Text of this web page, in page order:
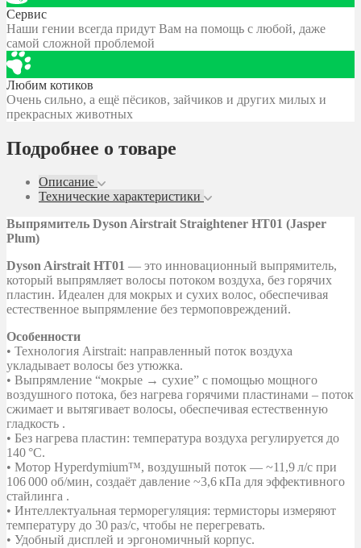
Сервис
Наши гении всегда придут Вам на помощь с любой, даже
самой сложной проблемой
Любим котиков
Очень сильно, а ещё пёсиков, зайчиков и других милых и
прекрасных животных
Подробнее о товаре
Описание
Технические характеристики
Выпрямитель Dyson Airstrait Straightener HT01 (Jasper
Plum)
Dyson Airstrait HT01 — это инновационный выпрямитель,
который выпрямляет волосы потоком воздуха, без горячих
пластин. Идеален для мокрых и сухих волос, обеспечивая
естественное выпрямление без термоповреждений.
Особенности
• Технология Airstrait: направленный поток воздуха
укладывает волосы без утюжка.
• Выпрямление “мокрые → сухие” с помощью мощного
воздушного потока, без нагрева горячими пластинами – поток
сжимает и вытягивает волосы, обеспечивая естественную
гладкость .
• Без нагрева пластин: температура воздуха регулируется до
140 °C.
• Мотор Hyperdymium™, воздушный поток — ~11,9 л/с при
106 000 об/мин, создаёт давление ~3,6 кПа для эффективного
стайлинга .
• Интеллектуальная терморегуляция: термисторы измеряют
температуру до 30 раз/с, чтобы не перегревать.
• Удобный дисплей и эргономичный корпус.